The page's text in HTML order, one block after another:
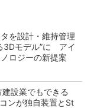
を設計・維持管理
3Dモデル”に アイ
ロジーの新提案
設業でもできる
ンが独自装置とSt